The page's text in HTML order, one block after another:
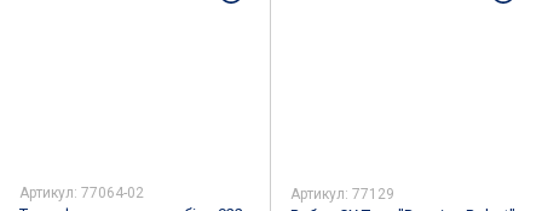
Артикул: 77064-02 Артикул: 77129